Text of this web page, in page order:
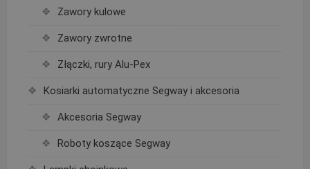
Zawory kulowe
Zawory zwrotne
Złączki, rury Alu-Pex
Kosiarki automatyczne Segway i akcesoria
Akcesoria Segway
Roboty koszące Segway